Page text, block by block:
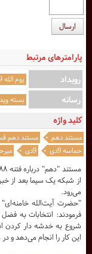
می‌رود.
"حضرت آیت‌الله
فرمودند: انتخابات به
شروع به خدشه دار کردن
این کار را انجام می‌دهد و
کلید واژه
مستند دهم مستند دهم
حماسه 9دی
9دی
پارامترهای مرتبط
رویداد
یوم الله 9 دی ، روز بصيرت وميثاق امت با ولايت
رسانه بسته
ارسال